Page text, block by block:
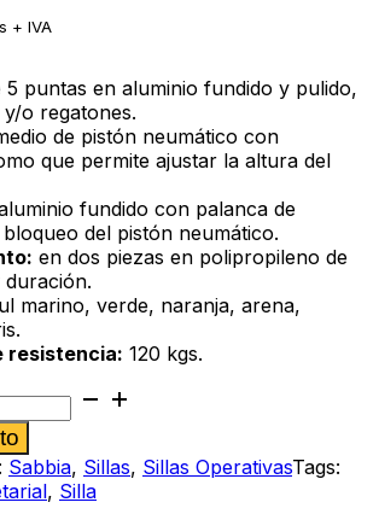
+ IVA
5 puntas en aluminio fundido y pulido,
o regatones.
de pistón neumático con
que permite ajustar la altura del
fundido con palanca de
del pistón neumático.
en dos piezas en polipropileno de
duración.
marino, verde, naranja, arena,
resistencia: 120 kgs.
Sabbia, Sillas, Sillas OperativasTags:
, Silla